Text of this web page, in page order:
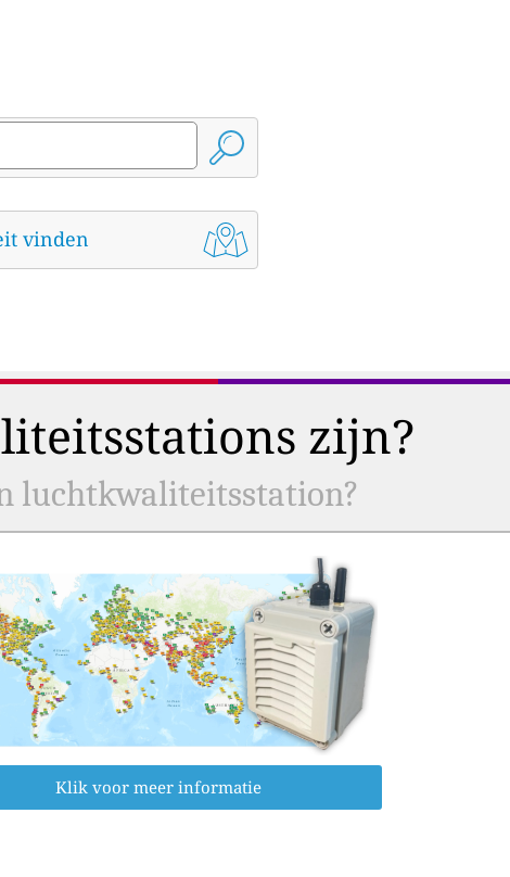
vinden
zijn?
luchtkwaliteitsstation?
Klik voor meer informatie